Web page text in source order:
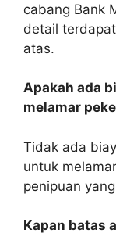
cabang Bank
detail
atas.
Apakah ada
melamar
Tidak ada
untuk
penipuan
Kapan batas